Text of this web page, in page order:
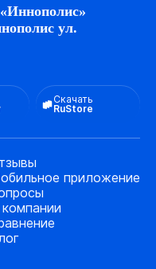
ул.
Скачать
RuStore
приложение